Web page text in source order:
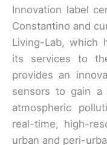
Innovation label
Constantino and
Living-Lab, which
its services to
provides an
sensors to gain a
atmospheric
real-time, high-
urban and peri-